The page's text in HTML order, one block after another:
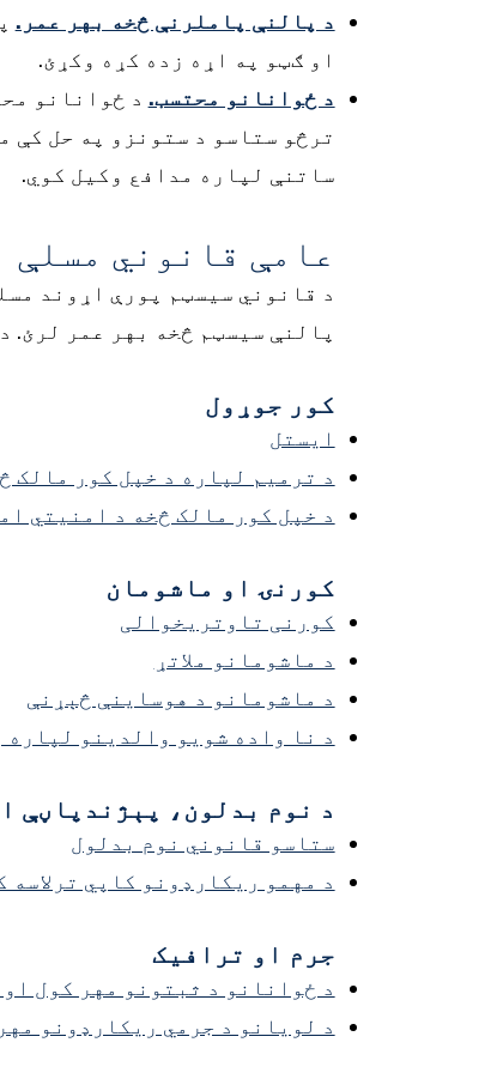
د پالنې پاملرنې څخه بهر عمر.
او ګټو په اړه زده کړه وکړئ.
د ځوانانو محتسب. د ځوانانو
ترڅو ستاسو د ستونزو په حل کې
ساتنې لپاره مدافع وکیل کوي.
عامې قانوني مسلې
د قانوني سیسټم پورې اړوند
پالنې سیسټم څخه بهر عمر لرئ.
کور جوړول
ایستل
د ترمیم لپاره د خپل کور مالک
د خپل کور مالک څخه د امنیتي
کورنۍ او ماشومان
کورنی تاوتریخوالی
د ماشومانو ملاتړ
د ماشومانو د هوساینې څېړنې
د نا واده شویو والدینو لپاره
د نوم بدلون، پېژندپاڼې
ستاسو قانوني نوم بدلول
د مهمو ریکارډونو کاپي ترلاسه
جرم او ترافیک
د ځوانانو د ثبتونو مهر کول
د لویانو د جرمي ریکارډونو